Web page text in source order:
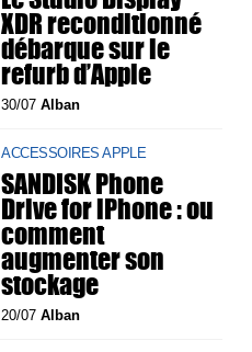
XDR reconditionné
débarque sur le
refurb d’Apple
30/07Alban
ACCESSOIRES APPLE
SANDISK Phone
Drive for iPhone : ou
comment
augmenter son
stockage
20/07Alban